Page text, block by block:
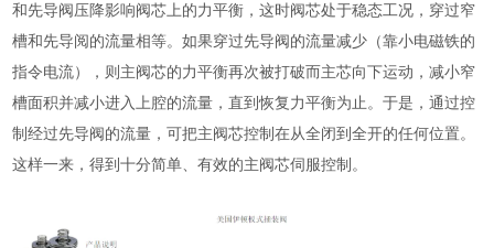
和先导阀压降影响阀芯上的力平衡，这时阀芯处于稳态工况，穿过窄
槽和先导阅的流量相等。如果穿过先导阀的流量减少（靠小电磁铁的
指令电流），则主阀芯的力平衡再次被打破而主芯向下运动，减小窄
槽面积并减小进入上腔的流量，直到恢复力平衡为止。于是，通过控
制经过先导阀的流量，可把主阀芯控制在从全闭到全开的任何位置。
这样一来，得到十分简单、有效的主阀芯伺服控制。